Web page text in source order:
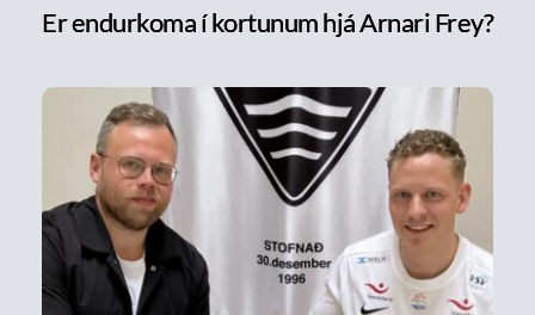
Er endurkoma í kortunum hjá Arnari Frey?